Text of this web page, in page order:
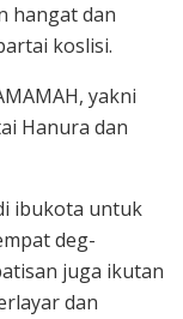
hangat dan
koslisi.
yakni
Hanura dan
ibukota untuk
deg-
juga ikutan
dan